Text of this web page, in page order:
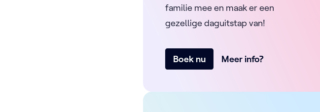
familie mee en maak er een
gezellige daguitstap van!
Boek nu Meer info?